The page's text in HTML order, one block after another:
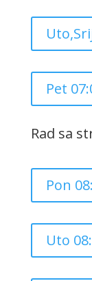
Pet
Rad sa
Pon
Uto